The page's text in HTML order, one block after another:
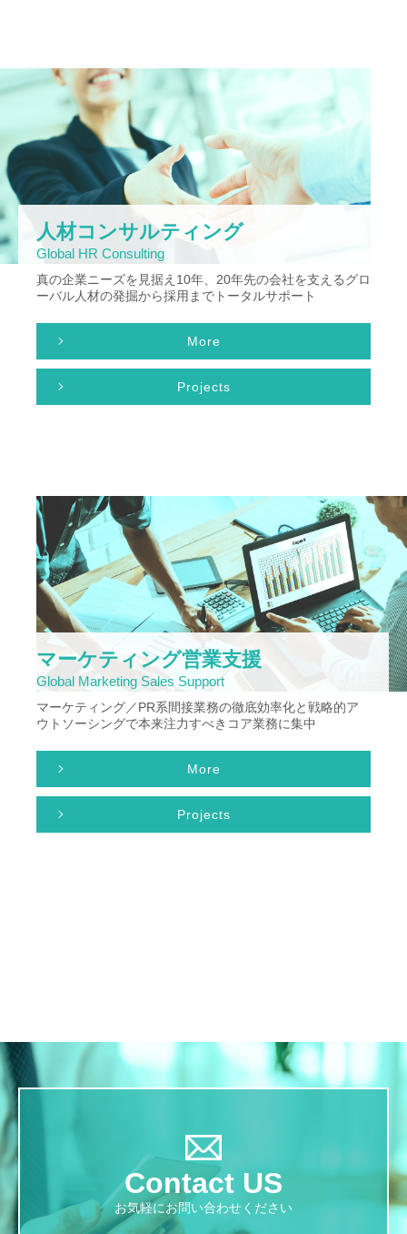
人材コンサルティング
Global HR Consulting
真の企業ニーズを見据え10年、20年先の会社を支えるグロ
ーバル人材の発掘から採用までトータルサポート
More
Projects
マーケティング営業支援
Global Marketing Sales Support
マーケティング／PR系間接業務の徹底効率化と戦略的ア
ウトソーシングで本来注力すべきコア業務に集中
More
Projects
Contact US
お気軽にお問い合わせください